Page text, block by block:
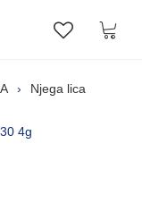
Lista
Njega lica
4g